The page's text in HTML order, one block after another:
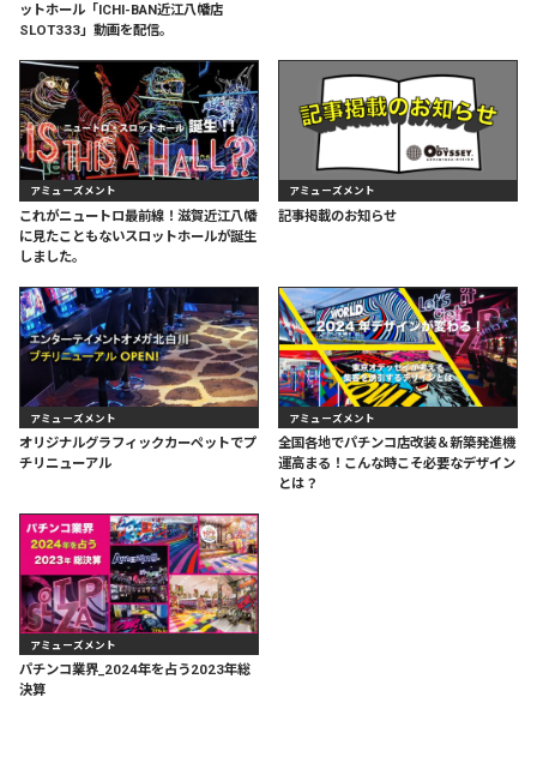
ットホール「ICHI-BAN近江八幡店
SLOT333」動画を配信。
アミューズメント
これがニュートロ最前線！滋賀近江八幡
に見たこともないスロットホールが誕生
しました。
アミューズメント
記事掲載のお知らせ
アミューズメント
オリジナルグラフィックカーペットでプ
チリニューアル
アミューズメント
全国各地でパチンコ店改装＆新築発進機
運高まる！こんな時こそ必要なデザイン
とは？
アミューズメント
パチンコ業界_2024年を占う2023年総
決算